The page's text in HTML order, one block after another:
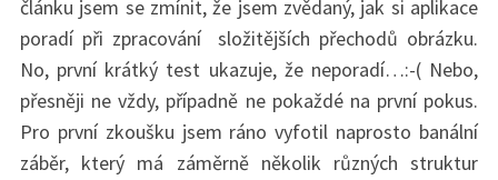
článku jsem se zmínit, že jsem zvědaný, jak si aplikace
poradí při zpracování složitějších přechodů obrázku.
No, první krátký test ukazuje, že neporadí…:-( Nebo,
přesněji ne vždy, případně ne pokaždé na první pokus.
Pro první zkoušku jsem ráno vyfotil naprosto banální
záběr, který má záměrně několik různých struktur